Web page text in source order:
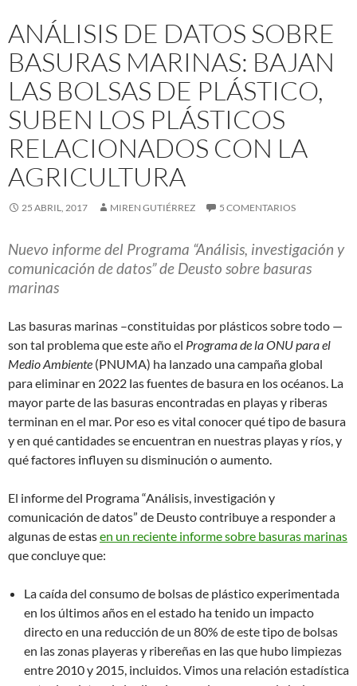
ANÁLISIS DE DATOS SOBRE
BASURAS MARINAS: BAJAN
LAS BOLSAS DE PLÁSTICO,
SUBEN LOS PLÁSTICOS
RELACIONADOS CON LA
AGRICULTURA
25 ABRIL, 2017 MIREN GUTIÉRREZ 5 COMENTARIOS
Nuevo informe del Programa “Análisis, investigación y
comunicación de datos” de Deusto sobre basuras
marinas
Las basuras marinas –constituidas por plásticos sobre todo —
son tal problema que este año el Programa de la ONU para el
Medio Ambiente (PNUMA) ha lanzado una campaña global
para eliminar en 2022 las fuentes de basura en los océanos. La
mayor parte de las basuras encontradas en playas y riberas
terminan en el mar. Por eso es vital conocer qué tipo de basura
y en qué cantidades se encuentran en nuestras playas y ríos, y
qué factores influyen su disminución o aumento.
El informe del Programa “Análisis, investigación y
comunicación de datos” de Deusto contribuye a responder a
algunas de estasen un reciente informe sobre basuras marinas
que concluye que:
La caída del consumo de bolsas de plástico experimentada
en los últimos años en el estado ha tenido un impacto
directo en una reducción de un 80% de este tipo de bolsas
en las zonas playeras y ribereñas en las que hubo limpiezas
entre 2010 y 2015, incluidos. Vimos una relación estadística